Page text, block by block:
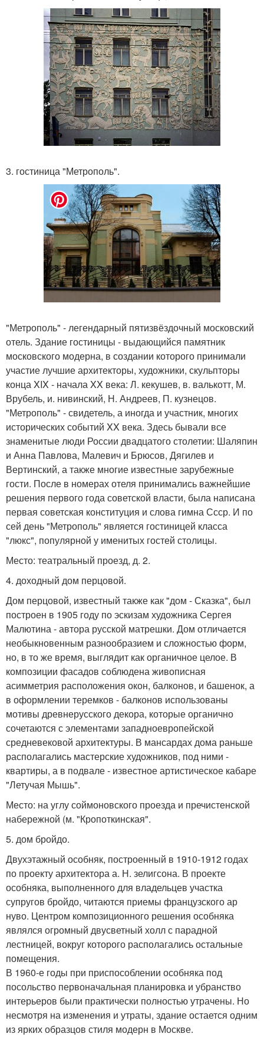
3. гостиница "Метрополь".
"Метрополь" - легендарный пятизвёздочный московский
отель. Здание гостиницы - выдающийся памятник
московского модерна, в создании которого принимали
участие лучшие архитекторы, художники, скульпторы
конца XIX - начала XX века: Л. кекушев, в. валькотт, М.
Врубель, и. нивинский, Н. Андреев, П. кузнецов.
"Метрополь" - свидетель, а иногда и участник, многих
исторических событий XX века. Здесь бывали все
знаменитые люди России двадцатого столетии: Шаляпин
и Анна Павлова, Малевич и Брюсов, Дягилев и
Вертинский, а также многие известные зарубежные
гости. После в номерах отеля принимались важнейшие
решения первого года советской власти, была написана
первая советская конституция и слова гимна Ссср. И по
сей день "Метрополь" является гостиницей класса
"люкс", популярной у именитых гостей столицы.
Место: театральный проезд, д. 2.
4. доходный дом перцовой.
Дом перцовой, известный также как "дом - Сказка", был
построен в 1905 году по эскизам художника Сергея
Малютина - автора русской матрешки. Дом отличается
необыкновенным разнообразием и сложностью форм,
но, в то же время, выглядит как органичное целое. В
композиции фасадов соблюдена живописная
асимметрия расположения окон, балконов, и башенок, а
в оформлении теремков - балконов использованы
мотивы древнерусского декора, которые органично
сочетаются с элементами западноевропейской
средневековой архитектуры. В мансардах дома раньше
располагались мастерские художников, под ними -
квартиры, а в подвале - известное артистическое кабаре
"Летучая Мышь".
Место: на углу соймоновского проезда и пречистенской
набережной (м. "Кропоткинская".
5. дом бройдо.
Двухэтажный особняк, построенный в 1910-1912 годах
по проекту архитектора а. Н. зелигсона. В проекте
особняка, выполненного для владельцев участка
супругов бройдо, читаются приемы французского ар
нуво. Центром композиционного решения особняка
являлся огромный двусветный холл с парадной
лестницей, вокруг которого располагались остальные
помещения.
В 1960-е годы при приспособлении особняка под
посольство первоначальная планировка и убранство
интерьеров были практически полностью утрачены. Но
несмотря на изменения и утраты, здание остается одним
из ярких образцов стиля модерн в Москве.